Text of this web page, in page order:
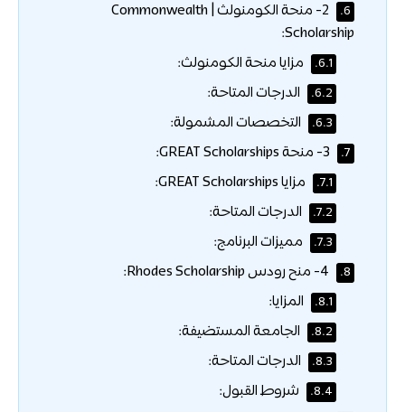
6.
2- منحة الكومنولث | Commonwealth
Scholarship:
6.1. مزايا منحة الكومنولث:
6.2. الدرجات المتاحة:
6.3. التخصصات المشمولة:
7.
7.1. مزايا GREAT Scholarships:
7.2. الدرجات المتاحة:
7.3. مميزات البرنامج:
8.
8.1. المزايا:
8.2. الجامعة المستضيفة:
8.3. الدرجات المتاحة:
8.4. شروط القبول: